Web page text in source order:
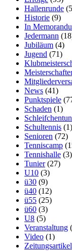
Hallenrunde
Historie (9)
In
Jedermann
Jubiläum (4)
Jugend (71)
News (41)
Punktspiele
Schaden (1)
Schultennis (1)
Senioren (72)
Tenniscamp
Tennishalle (3)
Tunier(27)
U10 (3)
ü30 (9)
ü40 (12)
ü55 (25)
ü60 (3)
U8 (5)
Veranstaltung
Video (1)
Zeitungsartikel